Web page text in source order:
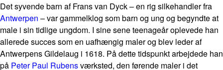
Det syvende barn af Frans van Dyck – en rig silkehandler fra
Antwerpen – var gammelklog som barn og ung og begyndte at
male i sin tidlige ungdom. I sine sene teenageår oplevede han
allerede succes som en uafhængig maler og blev leder af
Antwerpens Gildelaug i 1618. På dette tidspunkt arbejdede han
på Peter Paul Rubensværksted, den førende maler i det